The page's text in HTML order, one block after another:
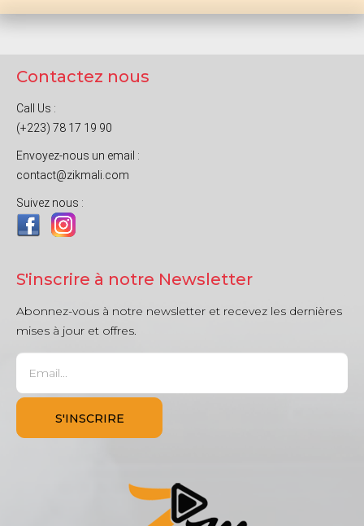
Contactez nous
Call Us :
(+223) 78 17 19 90
Envoyez-nous un email :
contact@zikmali.com
Suivez nous :
S'inscrire à notre Newsletter
Abonnez-vous à notre newsletter et recevez les dernières
mises à jour et offres.